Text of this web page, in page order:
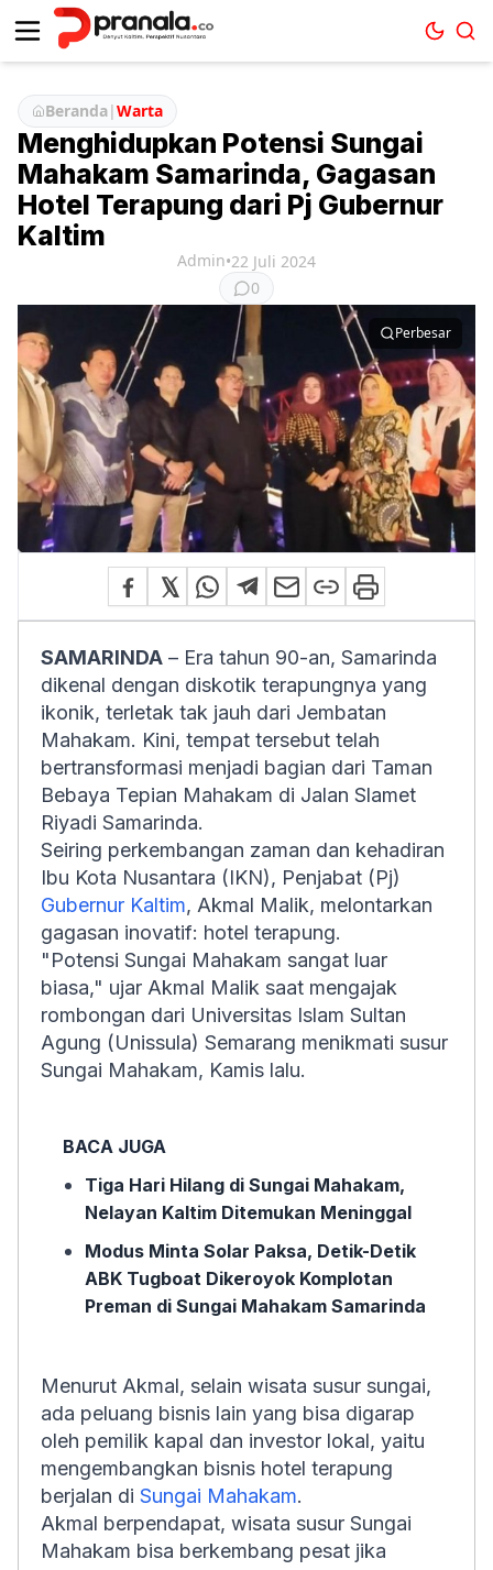
Beranda|Warta
Menghidupkan Potensi Sungai
Mahakam Samarinda, Gagasan
Hotel Terapung dari Pj Gubernur
Kaltim
Admin•22 Juli 2024
0
Perbesar
SAMARINDA – Era tahun 90-an, Samarinda
dikenal dengan diskotik terapungnya yang
ikonik, terletak tak jauh dari Jembatan
Mahakam. Kini, tempat tersebut telah
bertransformasi menjadi bagian dari Taman
Bebaya Tepian Mahakam di Jalan Slamet
Riyadi Samarinda.
Seiring perkembangan zaman dan kehadiran
Ibu Kota Nusantara (IKN), Penjabat (Pj)
Gubernur Kaltim, Akmal Malik, melontarkan
gagasan inovatif: hotel terapung.
"Potensi Sungai Mahakam sangat luar
biasa," ujar Akmal Malik saat mengajak
rombongan dari Universitas Islam Sultan
Agung (Unissula) Semarang menikmati susur
Sungai Mahakam, Kamis lalu.
BACA JUGA
Tiga Hari Hilang di Sungai Mahakam,
Nelayan Kaltim Ditemukan Meninggal
Modus Minta Solar Paksa, Detik-Detik
ABK Tugboat Dikeroyok Komplotan
Preman di Sungai Mahakam Samarinda
Menurut Akmal, selain wisata susur sungai,
ada peluang bisnis lain yang bisa digarap
oleh pemilik kapal dan investor lokal, yaitu
mengembangkan bisnis hotel terapung
berjalan di Sungai Mahakam.
Akmal berpendapat, wisata susur Sungai
Mahakam bisa berkembang pesat jika